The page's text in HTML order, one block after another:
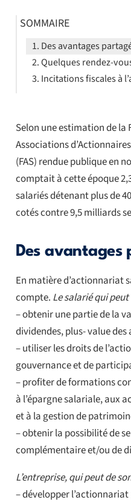
Selon une estimation de la
Associations
(FAS) rendue publique en
comptait à cette époque
salariés détenant plus de
cotés contre 9,5 milliards
Des avantages
En matière d’actionnariat
compte. Le salarié qui
– obtenir une partie de la
dividendes, plus- value des
– utiliser les droits de
gouvernance et de
– profiter de formations
à l’épargne salariale, aux
et à la gestion de
– obtenir la possibilité de
complémentaire et/ou de
L’entreprise, qui peut de
– développer
SOMMAIRE
Des avantages
Quelques rendez-
Incitations fiscales à